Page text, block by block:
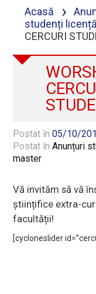
Acasă ›
studenți licență
CERCURI
Postat în05/10/
Postat înAnunțuri
master
Vă invităm să vă
științifice extra-
facultății!
[cycloneslider